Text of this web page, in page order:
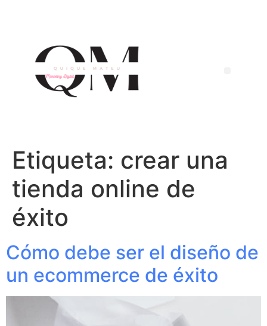
Etiqueta: crear una
tienda online de
éxito
Cómo debe ser el diseño de
un ecommerce de éxito